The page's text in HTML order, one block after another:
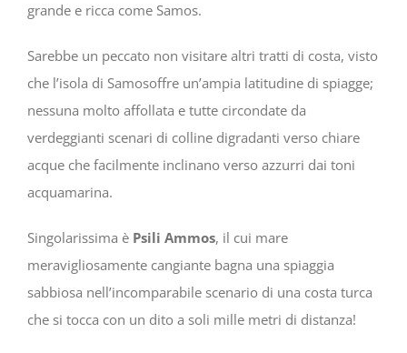
grande e ricca come Samos.
Sarebbe un peccato non visitare altri tratti di costa, visto
che l’isola di Samosoffre un’ampia latitudine di spiagge;
nessuna molto affollata e tutte circondate da
verdeggianti scenari di colline digradanti verso chiare
acque che facilmente inclinano verso azzurri dai toni
acquamarina.
Singolarissima è Psili Ammos, il cui mare
meravigliosamente cangiante bagna una spiaggia
sabbiosa nell’incomparabile scenario di una costa turca
che si tocca con un dito a soli mille metri di distanza!